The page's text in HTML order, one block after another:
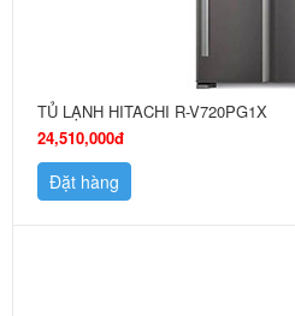
TỦ LẠNH HITACHI R-V720PG1X
24,510,000đ
Đặt hàng